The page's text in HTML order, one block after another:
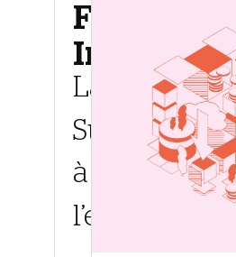
Forum
La
Suisse
à
l’étroit